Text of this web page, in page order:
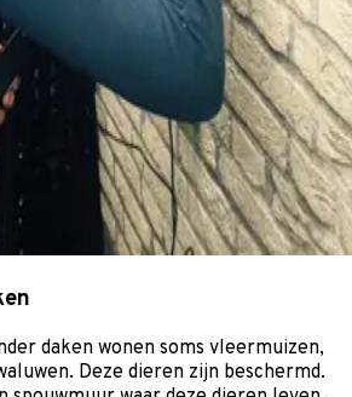
daken wonen soms vleermuizen,
Deze dieren zijn beschermd.